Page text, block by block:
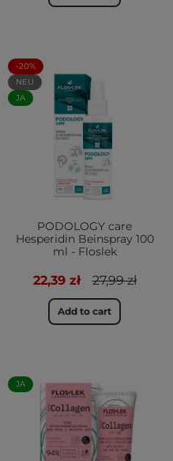
-20%
NEU
JA
PODOLOGY care
Hesperidin Beinspray 100
ml - Floslek
22,39 zł 27,99 zł
Add to cart
JA